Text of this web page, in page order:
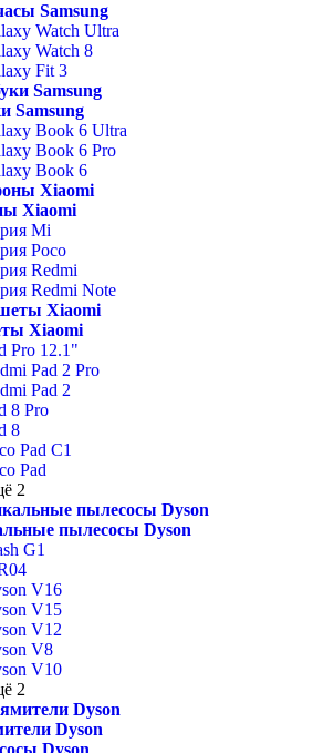
Samsung
Watch Ultra
Watch 8
Fit 3
Samsung
Book 6 Ultra
Book 6 Pro
Book 6
Xiaomi
Mi
Poco
Redmi
Redmi Note
Xiaomi
Pro 12.1"
Pad 2 Pro
Pad 2
8 Pro
8
Pad С1
Pad
2
пылесосы Dyson
G1
V16
V15
V12
V8
V10
2
Dyson